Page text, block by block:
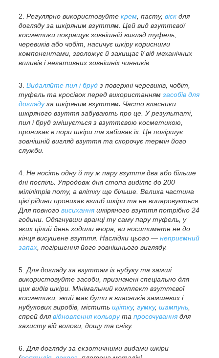
Регулярно використовуйте крем , пасту, віск для
догляду за шкіряним взуттям. Цей вид взуттєвої
косметики покращує зовнішній вигляд туфель,
черевиків або чобіт, насичує шкіру корисними
компонентами, зволожує й захищає її від механічних
впливів і негативних зовнішніх чинників
Видаляйте пил і бруд з поверхні черевиків, чобіт,
туфель та кросівок перед використанням засобів для
доглядуза шкіряним взуттям. Часто власники
шкіряного взуття забувають про це. У результаті,
пил і бруд змішується з взуттєвою косметикою,
проникає в пори шкіри та забиває їх. Це погіршує
зовнішній вигляд взуття та скорочує термін його
служби.
Не носіть одну й ту ж пару взуття два або більше
дні поспіль. Упродовж дня стопа виділяє до 200
мілілітрів поту, а влітку ще більше. Велика частина
цієї рідини проникає вглиб шкіри та не випаровується.
Для повного висихання шкіряного взуття потрібно 24
години. Одягнувши вранці ту саму пару туфель, у
яких цілий день ходили вчора, ви носитимете не до
кінця висушене взуття. Наслідки цього — неприємний
запах , погіршення його зовнішнього вигляду.
Для догляду за взуттям із нубуку та замші
використовуйте засоби, призначені спеціально для
цих видів шкіри. Мінімальний комплект взуттєвої
косметики, який має бути в власників замшевих і
нубукових виробів, містить щіітку, гумку, шампунь
спрей для відновлення кольорута просочування для
захисту від вологи, дощу та снігу.
Для догляду за екзотичними видами шкіри